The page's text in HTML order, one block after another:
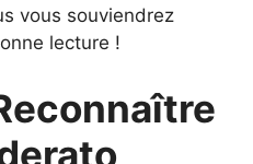
vous souviendrez
lecture !